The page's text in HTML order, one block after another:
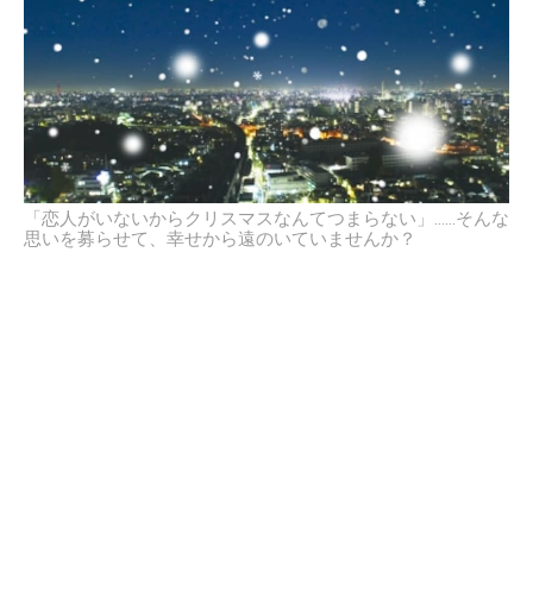
「恋人がいないからクリスマスなんてつまらない」……そんな
思いを募らせて、幸せから遠のいていませんか？